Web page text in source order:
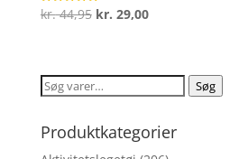
Vurderet
5
kr.44,95 Den
var:
kr. 44,95.
kr. 29,00Den
er:
kr. 29,00.
Søg
Søg
Produktkategorier